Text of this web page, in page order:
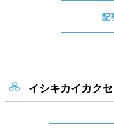
記
イシキカイカク